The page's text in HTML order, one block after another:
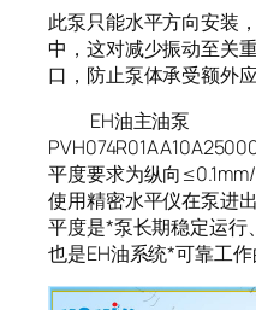
此泵只能水平方向安装
中，这对减少振动至关
口，防止泵体承受额外
EH油主油泵
平度要求为纵向
使用精密水平仪在泵进
平度是*泵长期稳定运行
也是EH油系统*可靠工作